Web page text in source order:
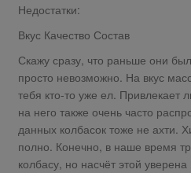
Недостатки:
Вкус Качество Состав
Скажу сразу, что раньше они
просто невозможно. На вкус
тебя кто-то уже ел. Привлекает
на него также очень часто
данных колбасок тоже не ахти.
полно. Конечно, в наше время
колбасу, но насчёт этой